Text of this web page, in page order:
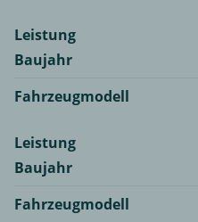
Leistung
Baujahr
Fahrzeugmodell
Leistung
Baujahr
Fahrzeugmodell